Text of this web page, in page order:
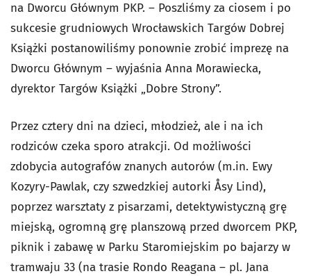
na Dworcu Głównym PKP. – Poszliśmy za ciosem i po
sukcesie grudniowych Wrocławskich Targów Dobrej
Książki postanowiliśmy ponownie zrobić imprezę na
Dworcu Głównym – wyjaśnia Anna Morawiecka,
dyrektor Targów Książki „Dobre Strony”.
Przez cztery dni na dzieci, młodzież, ale i na ich
rodziców czeka sporo atrakcji. Od możliwości
zdobycia autografów znanych autorów (m.in. Ewy
Kozyry-Pawlak, czy szwedzkiej autorki Åsy Lind),
poprzez warsztaty z pisarzami, detektywistyczną grę
miejską, ogromną grę planszową przed dworcem PKP,
piknik i zabawę w Parku Staromiejskim po bajarzy w
tramwaju 33 (na trasie Rondo Reagana – pl. Jana